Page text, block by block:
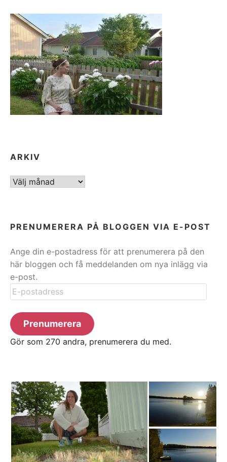
ARKIV
ARKIV
PRENUMERERA PÅ BLOGGEN VIA E-POST
Ange din e-postadress för att prenumerera på den
här bloggen och få meddelanden om nya inlägg via
e-post.
E-
postadress
Prenumerera
Gör som 270 andra, prenumerera du med.